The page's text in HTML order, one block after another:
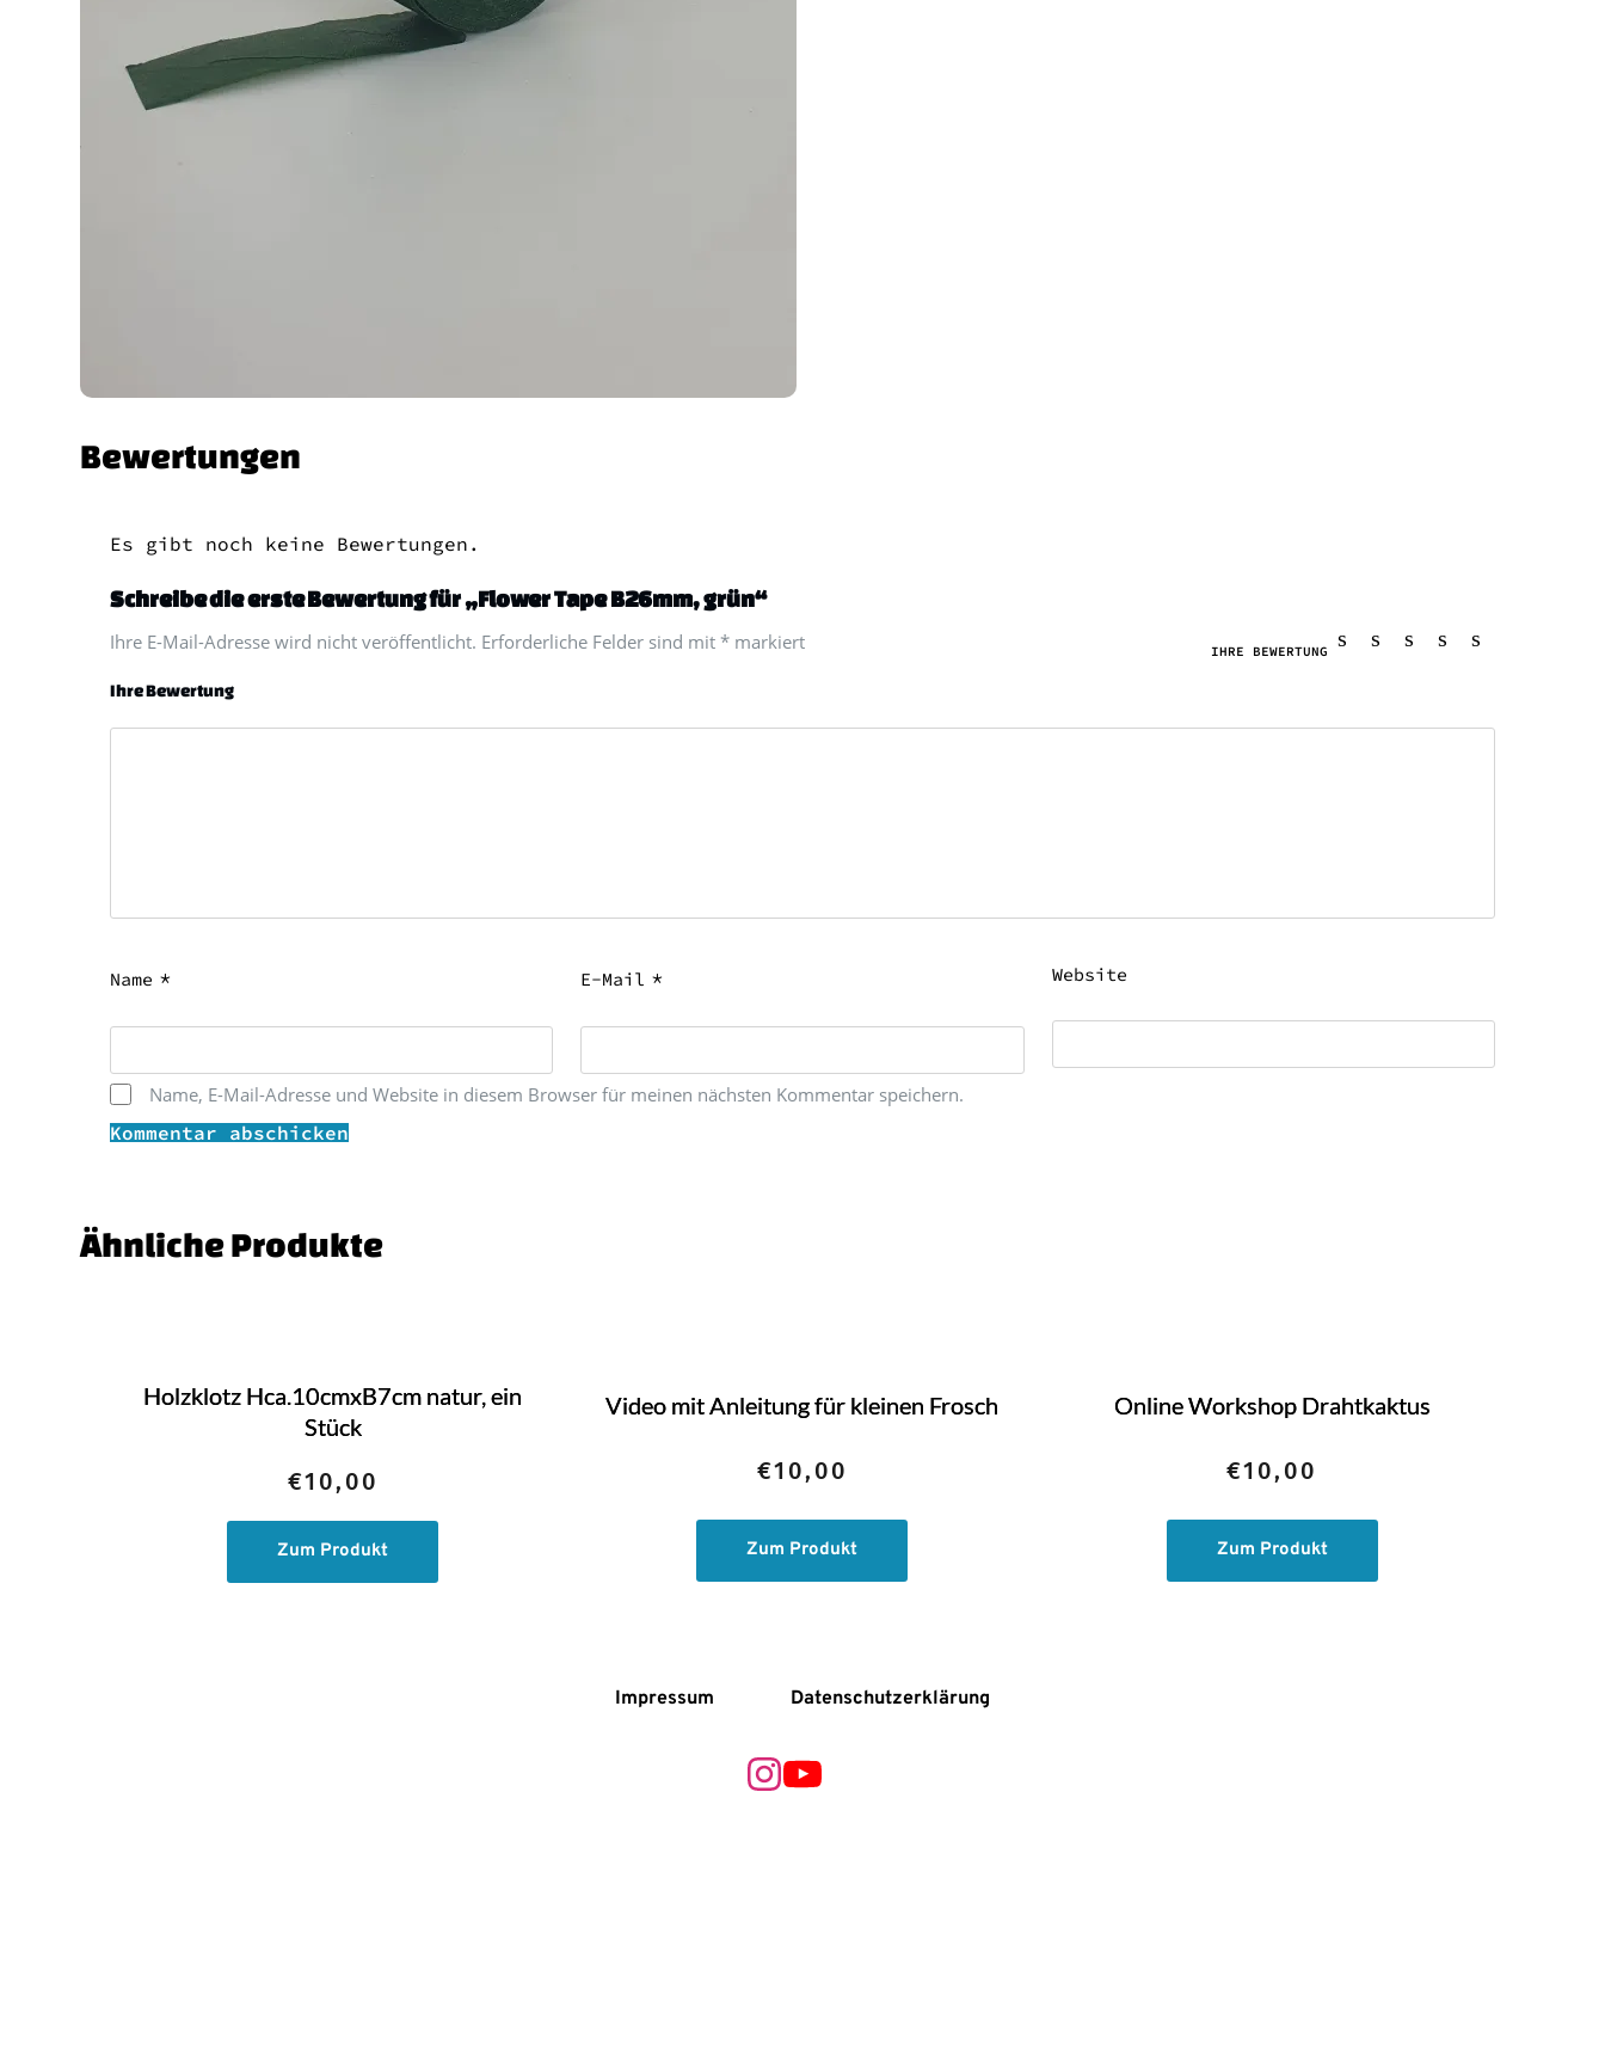
Bewertungen
Es gibt noch keine Bewertungen.
Schreibe die erste Bewertung für „Flower Tape B26mm, grün“
Ihre E-Mail-Adresse wird nicht veröffentlicht. Erforderliche Felder sind mit* markiert IHRE BEWERTUNG
Ihre Bewertung
Name * E-Mail * Website
Name, E-Mail-Adresse und Website in diesem Browser für meinen nächsten Kommentar speichern.
Kommentar abschicken
Ähnliche Produkte
Holzklotz Hca.10cmxB7cm natur, ein
Stück
€10,00
Zum Produkt
Video mit Anleitung für kleinen Frosch
€10,00
Zum Produkt
Online Workshop Drahtkaktus
€10,00
Zum Produkt
Impressum Datenschutzerklärung